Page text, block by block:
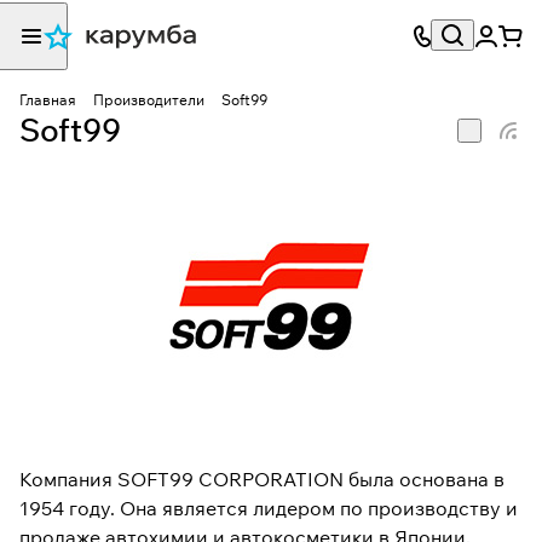
Главная Производители Soft99
Soft99
Компания SOFT99 CORPORATION была основана в
1954 году. Она является лидером по производству и
продаже автохимии и автокосметики в Японии.